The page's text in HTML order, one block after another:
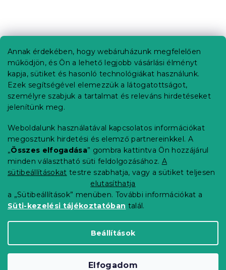
Annak érdekében, hogy webáruházunk megfelelően
működjön, és Ön a lehető legjobb vásárlási élményt
kapja, sütiket és hasonló technológiákat használunk.
Ezek segítségével elemezzük a látogatottságot,
személyre szabjuk a tartalmat és releváns hirdetéseket
jelenítünk meg.
Weboldalunk használatával kapcsolatos információkat
megosztunk hirdetési és elemző partnereinkkel. A
„Összes elfogadása” gombra kattintva Ön hozzájárul
minden választható süti feldolgozásához. A
sütibeállításokat testre szabhatja, vagy a sütiket teljesen
elutasíthatja
a „Sütibeállítások” menüben. További információkat a
Süti-kezelési tájékoztatóban talál.
Beállítások
Elfogadom
á
Információ az Ön számára
Rendelés követése
Szállítási lehetőségek
Fizetési lehetőségek
Reklamáció és áruvisszaküldés
Elérhetőség
Általános szerződési feltételek
Adatvédelmi nyilatkozat
Blog
Partnereinknek
Copyright 2026Elerheto otthon. Minden jog
Süti beállítások szerkesztése